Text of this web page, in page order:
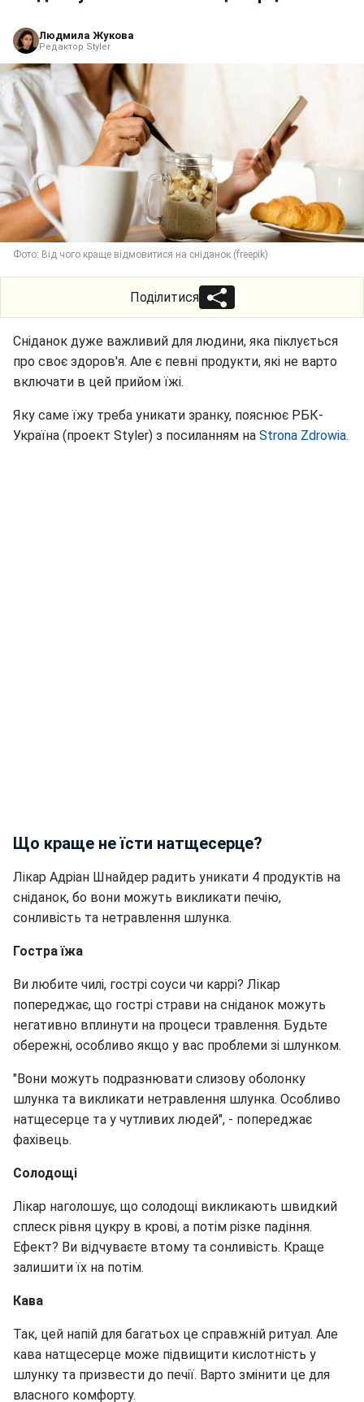
Людмила Жукова
Редактор Styler
Фото: Від чого краще відмовитися на сніданок (freepik)
Поділитися
Сніданок дуже важливий для людини, яка піклується
про своє здоров'я. Але є певні продукти, які не варто
включати в цей прийом їжі.
Яку саме їжу треба уникати зранку, пояснює РБК-
Україна (проект Styler) з посиланням на Strona Zdrowia.
Що краще не їсти натщесерце?
Лікар Адріан Шнайдер радить уникати 4 продуктів на
сніданок, бо вони можуть викликати печію,
сонливість та нетравлення шлунка.
Гостра їжа
Ви любите чилі, гострі соуси чи каррі? Лікар
попереджає, що гострі страви на сніданок можуть
негативно вплинути на процеси травлення. Будьте
обережні, особливо якщо у вас проблеми зі шлунком.
"Вони можуть подразнювати слизову оболонку
шлунка та викликати нетравлення шлунка. Особливо
натщесерце та у чутливих людей", - попереджає
фахівець.
Солодощі
Лікар наголошує, що солодощі викликають швидкий
сплеск рівня цукру в крові, а потім різке падіння.
Ефект? Ви відчуваєте втому та сонливість. Краще
залишити їх на потім.
Кава
Так, цей напій для багатьох це справжній ритуал. Але
кава натщесерце може підвищити кислотність у
шлунку та призвести до печії. Варто змінити це для
власного комфорту.